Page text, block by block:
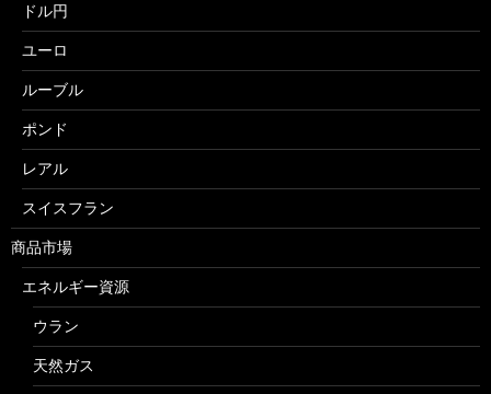
ドル円
ユーロ
ルーブル
ポンド
レアル
スイスフラン
商品市場
エネルギー資源
ウラン
天然ガス